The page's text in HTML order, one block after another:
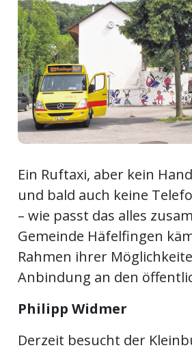
E-
Paper
App
Fussball
Ein Ruftaxi, aber kein
und bald auch keine
– wie passt das alles
Gemeinde Häfelfingen
Rahmen ihrer
Anbindung an den
Philipp Widmer
Derzeit besucht der